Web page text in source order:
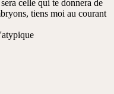
celle qui te donnera de
tiens moi au courant